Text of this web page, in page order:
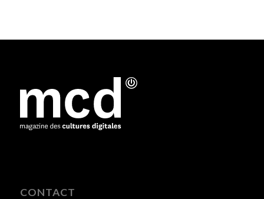
CONTACT